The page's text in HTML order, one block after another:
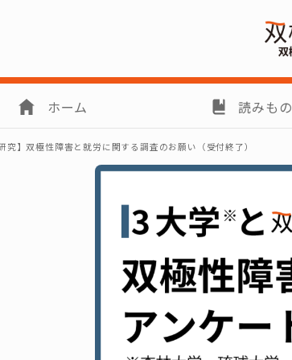
ホーム 読みもの
究】双極性障害と就労に関する調査のお願い（受付終了）